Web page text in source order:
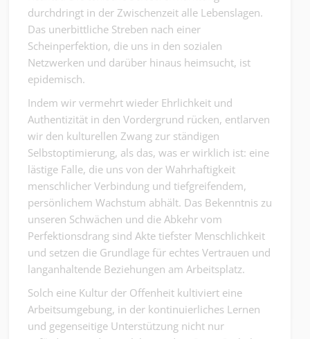
durchdringt in der Zwischenzeit alle Lebenslagen.
Das unerbittliche Streben nach einer
Scheinperfektion, die uns in den sozialen
Netzwerken und darüber hinaus heimsucht, ist
epidemisch.
Indem wir vermehrt wieder Ehrlichkeit und
Authentizität in den Vordergrund rücken, entlarven
wir den kulturellen Zwang zur ständigen
Selbstoptimierung, als das, was er wirklich ist: eine
lästige Falle, die uns von der Wahrhaftigkeit
menschlicher Verbindung und tiefgreifendem,
persönlichem Wachstum abhält. Das Bekenntnis zu
unseren Schwächen und die Abkehr vom
Perfektionsdrang sind Akte tiefster Menschlichkeit
und setzen die Grundlage für echtes Vertrauen und
langanhaltende Beziehungen am Arbeitsplatz.
Solch eine Kultur der Offenheit kultiviert eine
Arbeitsumgebung, in der kontinuierliches Lernen
und gegenseitige Unterstützung nicht nur